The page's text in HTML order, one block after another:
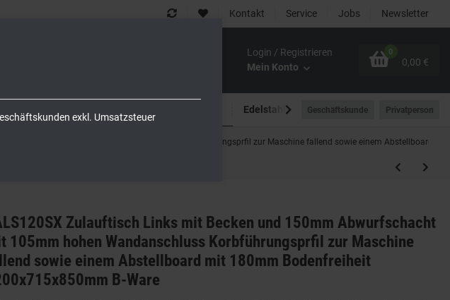
Kontakt Service Jobs Newsletter
Login / Registrieren
Mein Konto
0
0,00 €
Edelstahlmöbel Outdoor-Bereich
Geschäftskunde Privatperson
mit 105mm hohen Wandanschluss Korbführungsprfil zur Maschine fallend sowie einem Abstellboard
Zulauftisch Links mit Becken und 150mm Abwurfschacht
105mm hohen Wandanschluss Korbführungsprfil zur Maschine
sowie einem Abstellboard mit 180mm Bodenfreiheit
B-Ware
exkl. Umsatzsteuer